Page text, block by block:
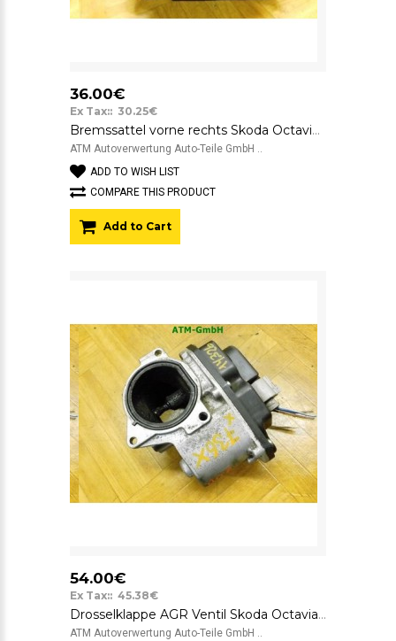
36.00€
Ex Tax:: 30.25€
Bremssattel vorne rechts Skoda Octavia 2 II ATE Beifahrerseite 582
ATM Autoverwertung Auto-Teile GmbH ..
ADD TO WISH LIST
COMPARE THIS PRODUCT
Add to Cart
54.00€
Ex Tax:: 45.38€
Drosselklappe AGR Ventil Skoda Octavia 2 II Valeo 03L131501K
ATM Autoverwertung Auto-Teile GmbH ..